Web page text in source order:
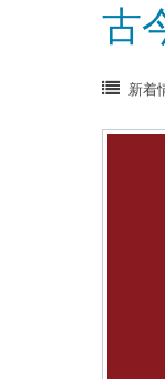
古
新着